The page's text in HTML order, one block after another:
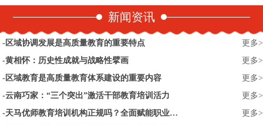
新闻资讯
区域协调发展是高质量教育的重要特点
更多>
黄相怀：历史性成就与战略性擘画
更多>
区域教育是高质量教育体系建设的重要内容
更多>
云南巧家：“三个突出”激活干部教育培训活力
更多>
天马优师教育培训机构正规吗？全面赋能职业教育培训
更多>